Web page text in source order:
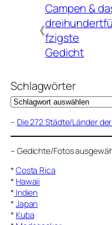
《
Campen &
fzigste
Gedicht
Schlagwörter
– Die 272 Städte/Länder
– Gedichte/Fotos
* Costa Rica
* Hawaii
* Indien
* Japan
* Kuba